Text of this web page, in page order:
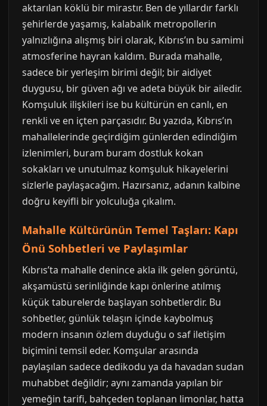
aktarılan köklü bir mirastır. Ben de yıllardır farklı
şehirlerde yaşamış, kalabalık metropollerin
yalnızlığına alışmış biri olarak, Kıbrıs’ın bu samimi
atmosferine hayran kaldım. Burada mahalle,
sadece bir yerleşim birimi değil; bir aidiyet
duygusu, bir güven ağı ve adeta büyük bir ailedir.
Komşuluk ilişkileri ise bu kültürün en canlı, en
renkli ve en içten parçasıdır. Bu yazıda, Kıbrıs’ın
mahallelerinde geçirdiğim günlerden edindiğim
izlenimleri, buram buram dostluk kokan
sokakları ve unutulmaz komşuluk hikayelerini
sizlerle paylaşacağım. Hazırsanız, adanın kalbine
doğru keyifli bir yolculuğa çıkalım.
Mahalle Kültürünün Temel Taşları: Kapı
Önü Sohbetleri ve Paylaşımlar
Kıbrıs’ta mahalle denince akla ilk gelen görüntü,
akşamüstü serinliğinde kapı önlerine atılmış
küçük taburelerde başlayan sohbetlerdir. Bu
sohbetler, günlük telaşın içinde kaybolmuş
modern insanın özlem duyduğu o saf iletişim
biçimini temsil eder. Komşular arasında
paylaşılan sadece dedikodu ya da havadan sudan
muhabbet değildir; aynı zamanda yapılan bir
yemeğin tarifi, bahçeden toplanan limonlar, hatta